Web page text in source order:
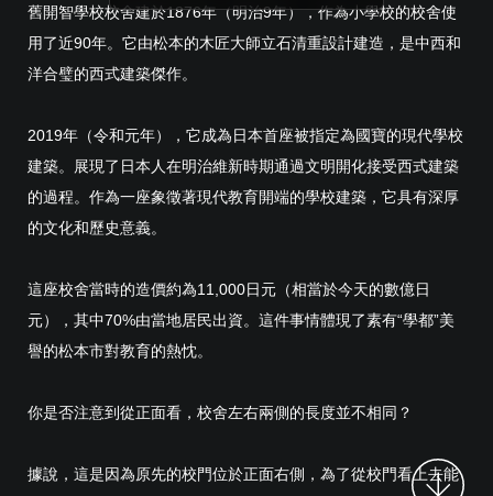
舊開智學校校舍建於1876年（明治9年），作為小學校的校舍使
用了近90年。它由松本的木匠大師立石清重設計建造，是中西和
洋合璧的西式建築傑作。
2019年（令和元年），它成為日本首座被指定為國寶的現代學校
建築。展現了日本人在明治維新時期通過文明開化接受西式建築
的過程。作為一座象徵著現代教育開端的學校建築，它具有深厚
的文化和歷史意義。
這座校舍當時的造價約為11,000日元（相當於今天的數億日
元），其中70%由當地居民出資。這件事情體現了素有“學都”美
譽的松本市對教育的熱忱。
你是否注意到從正面看，校舍左右兩側的長度並不相同？
據說，這是因為原先的校門位於正面右側，為了從校門看上去能